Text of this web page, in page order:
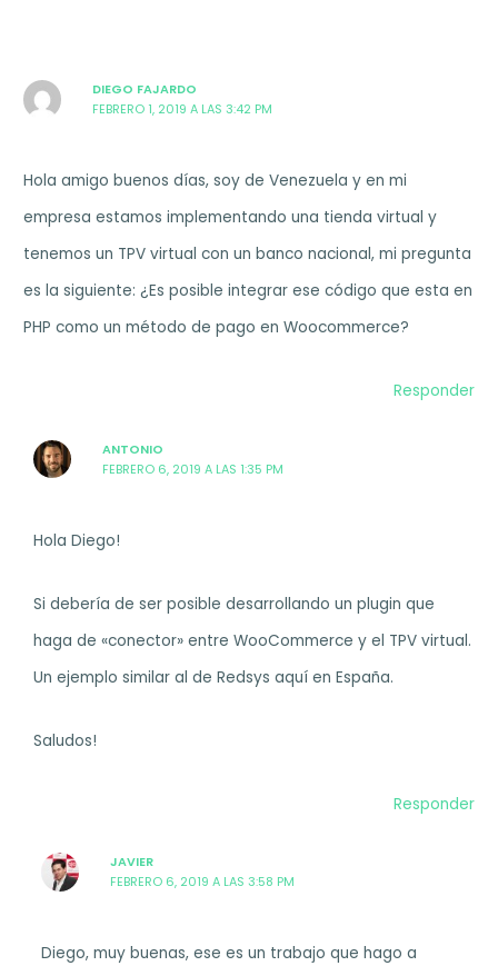
DIEGO FAJARDO
FEBRERO 1, 2019 A LAS 3:42 PM
Hola amigo buenos días, soy de Venezuela y en mi
empresa estamos implementando una tienda virtual y
tenemos un TPV virtual con un banco nacional, mi pregunta
es la siguiente: ¿Es posible integrar ese código que esta en
PHP como un método de pago en Woocommerce?
Responder
ANTONIO
FEBRERO 6, 2019 A LAS 1:35 PM
Hola Diego!
Si debería de ser posible desarrollando un plugin que
haga de «conector» entre WooCommerce y el TPV virtual.
Un ejemplo similar al de Redsys aquí en España.
Saludos!
Responder
JAVIER
FEBRERO 6, 2019 A LAS 3:58 PM
Diego, muy buenas, ese es un trabajo que hago a